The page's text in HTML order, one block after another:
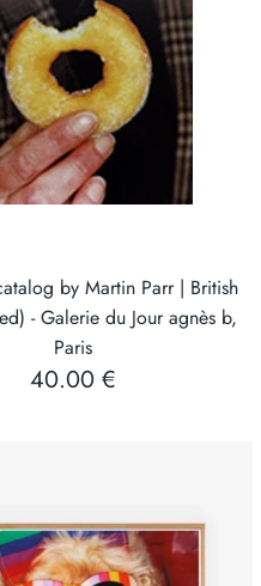
by Martin Parr | British
- Galerie du Jour agnès b,
Paris
40.00 €